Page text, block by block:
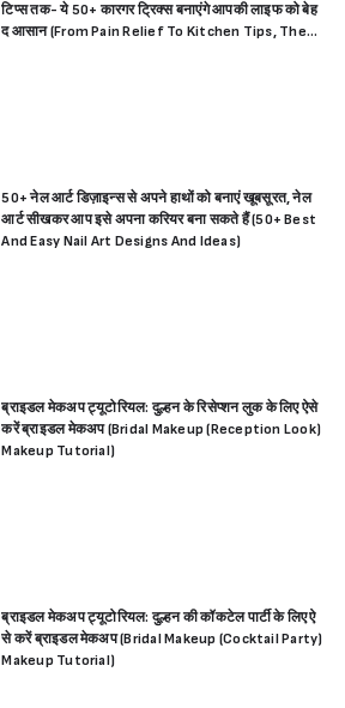
टिप्स तक- ये 50+ कारगर ट्रिक्स बनाएंगे आपकी लाइफ को बेह
द आसान (From Pain Relief To Kitchen Tips, These
50+ नेल आर्ट डिज़ाइन्स से अपने हाथों को बनाएं खूबसूरत, नेल
आर्ट सीखकर आप इसे अपना करियर बना सकते हैं (50+ Best
And Easy Nail Art Designs And Ideas)
ब्राइडल मेकअप ट्यूटोरियल: दुल्हन के रिसेप्शन लुक के लिए ऐसे
करें ब्राइडल मेकअप (Bridal Makeup (Reception Look)
Makeup Tutorial)
ब्राइडल मेकअप ट्यूटोरियल: दुल्हन की कॉकटेल पार्टी के लिए ऐ
से करें ब्राइडल मेकअप (Bridal Makeup (Cocktail Party)
Makeup Tutorial)